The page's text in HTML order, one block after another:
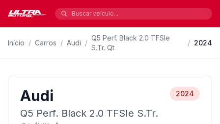
Início / Carros / Audi /
Q5 Perf. Black 2.0 TFSIe
S.Tr. Qt
/ 2024
Audi
Q5 Perf. Black 2.0 TFSIe S.Tr.
2024